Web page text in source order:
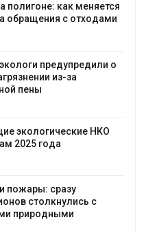
полигоне: как меняется
обращения с отходами
предупредили о
из-за
пены
экологические НКО
2025 года
пожары: сразу
столкнулись с
природными